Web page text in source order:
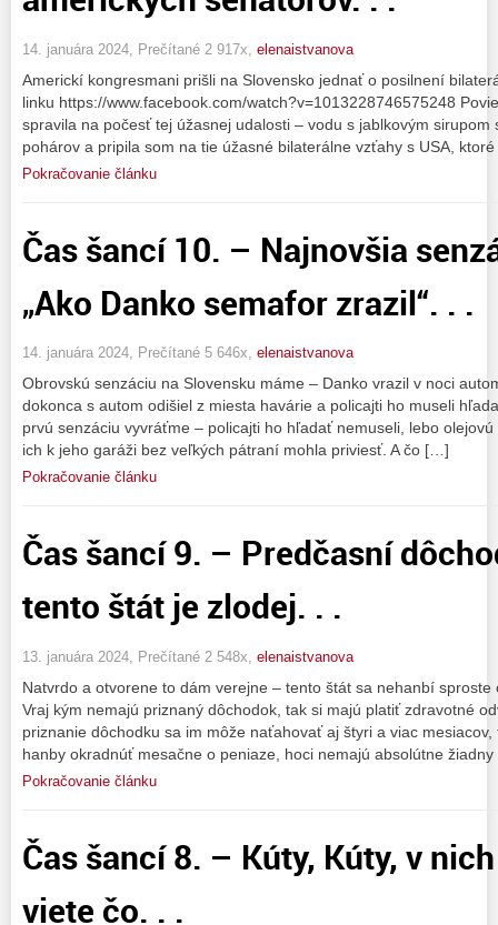
14. januára 2024, Prečítané 2 917x, elenaistvanova
Americkí kongresmani prišli na Slovensko jednať o posilnení
linku https://www.facebook.com/watch?v=1013228746575248
spravila na počesť tej úžasnej udalosti – vodu s jablkovým sirupom
pohárov a pripila som na tie úžasné bilaterálne vzťahy s USA,
Pokračovanie článku
Čas šancí 10. – Najnovšia
„Ako Danko semafor zrazil“. . .
14. januára 2024, Prečítané 5 646x, elenaistvanova
Obrovskú senzáciu na Slovensku máme – Danko vrazil v noci
dokonca s autom odišiel z miesta havárie a policajti ho museli
prvú senzáciu vyvráťme – policajti ho hľadať nemuseli, lebo
ich k jeho garáži bez veľkých pátraní mohla priviesť. A čo […]
Pokračovanie článku
Čas šancí 9. – Predčasní
tento štát je zlodej. . .
13. januára 2024, Prečítané 2 548x, elenaistvanova
Natvrdo a otvorene to dám verejne – tento štát sa nehanbí
Vraj kým nemajú priznaný dôchodok, tak si majú platiť zdravotné
priznanie dôchodku sa im môže naťahovať aj štyri a viac
hanby okradnúť mesačne o peniaze, hoci nemajú absolútne
Pokračovanie článku
Čas šancí 8. – Kúty, Kúty, v
viete čo. . .